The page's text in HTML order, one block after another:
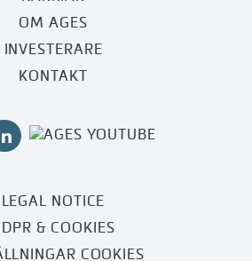
OM AGES
INVESTERARE
KONTAKT
LEGAL NOTICE
& COOKIES
COOKIES